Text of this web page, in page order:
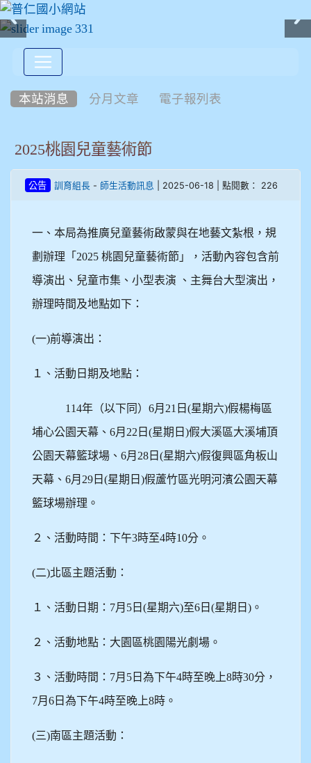
本站消息 分月文章 電子報列表
2025桃園兒童藝術節
公告 訓育組長 - 師生活動訊息 | 2025-06-18 | 點閱數： 226
一、本局為推廣兒童藝術啟蒙與在地藝文紮根，規
劃辦理「2025 桃園兒童藝術節」，活動內容包含前
導演出、兒童市集、小型表演 、主舞台大型演出，
辦理時間及地點如下：
(一)前導演出：
１、活動日期及地點：
114年（以下同）6月21日(星期六)假楊梅區
埔心公園天幕、6月22日(星期日)假大溪區大溪埔頂
公園天幕籃球場、6月28日(星期六)假復興區角板山
天幕、6月29日(星期日)假蘆竹區光明河濱公園天幕
籃球場辦理。
２、活動時間：下午3時至4時10分。
(二)北區主題活動：
１、活動日期：7月5日(星期六)至6日(星期日)。
２、活動地點：大園區桃園陽光劇場。
３、活動時間：7月5日為下午4時至晚上8時30分，
7月6日為下午4時至晚上8時。
(三)南區主題活動：